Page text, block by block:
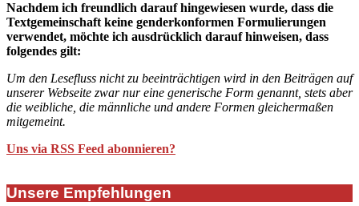
Nachdem ich freundlich darauf hingewiesen wurde, dass die
Textgemeinschaft keine genderkonformen Formulierungen
verwendet, möchte ich ausdrücklich darauf hinweisen, dass
folgendes gilt:
Um den Lesefluss nicht zu beeinträchtigen wird in den Beiträgen auf
unserer Webseite zwar nur eine generische Form genannt, stets aber
die weibliche, die männliche und andere Formen gleichermaßen
mitgemeint.
Uns via RSS Feed abonnieren?
Unsere Empfehlungen